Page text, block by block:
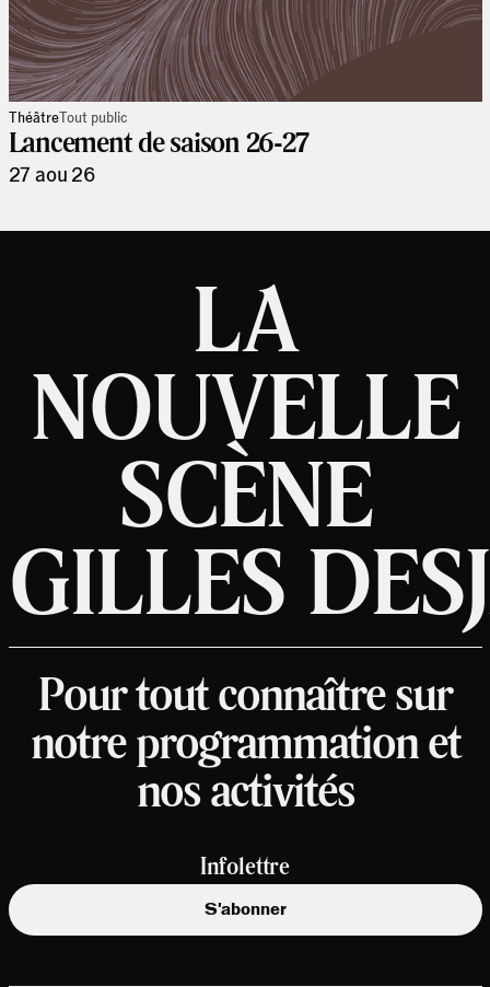
ThéâtreTout public
Lancement de saison 26-27
27 aou 26
LA
NOUVELLE
SCÈNE
GILLES
Pour tout connaître sur
notre programmation et
nos activités
Infolettre
S'abonner